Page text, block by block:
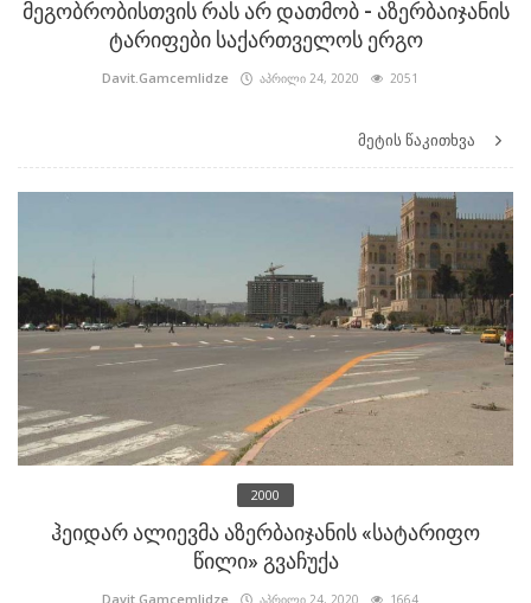
მეგობრობისთვის რას არ დათმობ - აზერბაიჯანის
ტარიფები საქართველოს ერგო
Davit.Gamcemlidze აპრილი 24, 2020 2051
მეტის წაკითხვა
2000
ჰეიდარ ალიევმა აზერბაიჯანის «სატარიფო
წილი» გვაჩუქა
Davit.Gamcemlidze აპრილი 24, 2020 1664